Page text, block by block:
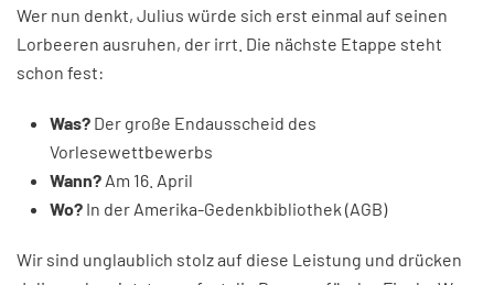
Wer nun denkt, Julius würde sich erst einmal auf seinen
Lorbeeren ausruhen, der irrt. Die nächste Etappe steht
schon fest:
Was? Der große Endausscheid des
Vorlesewettbewerbs
Wann? Am 16. April
Wo? In der Amerika-Gedenkbibliothek (AGB)
Wir sind unglaublich stolz auf diese Leistung und drücken